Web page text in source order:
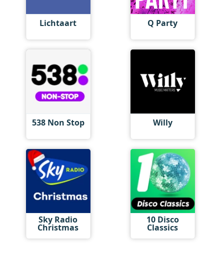
Lichtaart Q Party
538 Non Stop Willy
Sky Radio
Christmas
10 Disco
Classics